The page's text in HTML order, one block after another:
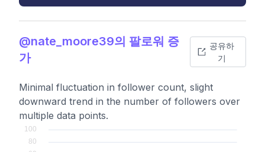
@nate_moore39의 팔로워 증
가
공유하
기
Minimal fluctuation in follower count, slight
downward trend in the number of followers over
multiple data points.